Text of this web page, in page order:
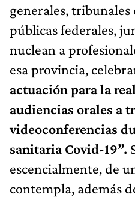
generales, tribunales
públicas federales,
nuclean a
esa provincia,
actuación para la
audiencias orales a
videoconferencias
sanitaria Covid-19”.
escencialmente, de
contempla, además